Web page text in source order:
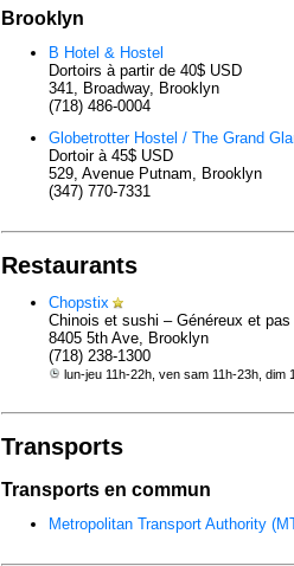
Brooklyn
B Hotel & Hostel
Dortoirs à partir de 40$ USD
341, Broadway, Brooklyn
(718) 486-0004
Globetrotter Hostel / The Grand
Dortoir à 45$ USD
529, Avenue Putnam, Brooklyn
(347) 770-7331
Restaurants
Chopstix
Chinois et sushi – Généreux et
8405 5th Ave, Brooklyn
(718) 238-1300
lun-jeu 11h-22h, ven sam 11h-23h, dim
Transports
Transports en commun
Metropolitan Transport Authority